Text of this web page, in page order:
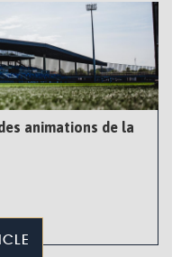
animations de la